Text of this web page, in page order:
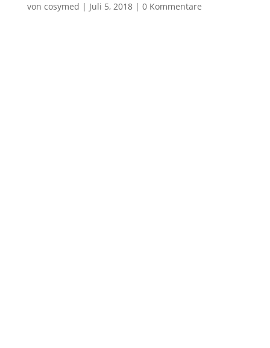
von cosymed | Juli 5, 2018| 0 Kommentare